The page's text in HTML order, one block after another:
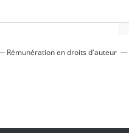
Rémunération en droits d'auteur